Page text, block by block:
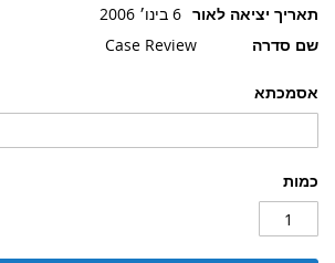
אסמכתא
כמות
תאריך יציאה לאור 6 בינו׳ 2006
שם סדרה
Case Review